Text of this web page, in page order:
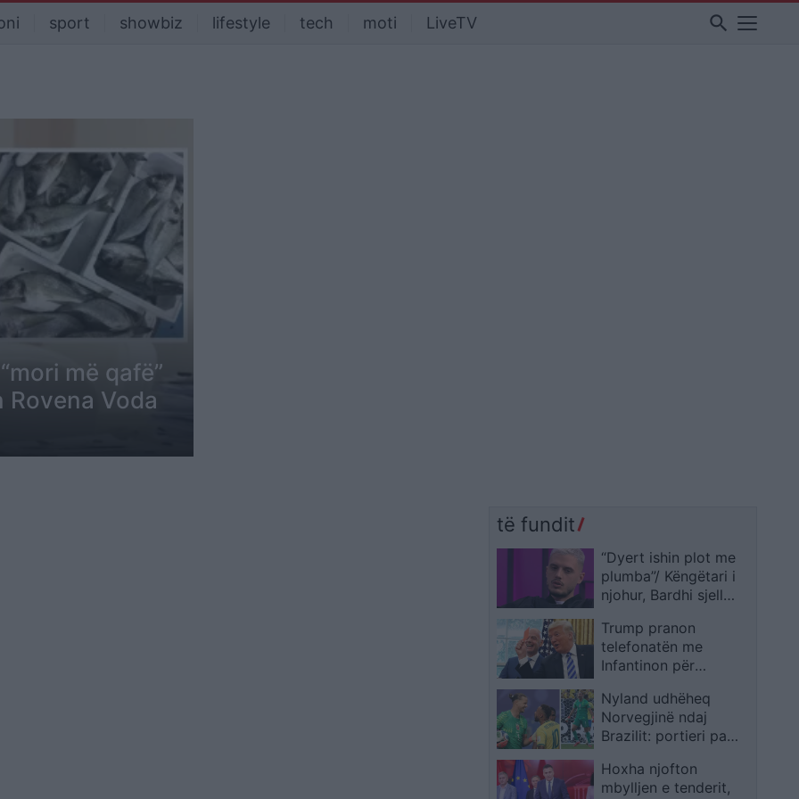
sport showbiz lifestyle tech moti LiveTV search
më qafë”
Voda
të fundit
“Dyert ishin plot me
plumba”/ Këngëtari i
njohur, Bardhi sjell
jeta: Na hodhën
bombën mbi shtëpi
Trump pranon
telefonatën me
Infantinon për
vetëm rishikim, jo
urdhër
Nyland udhëheq
Norvegjinë ndaj
Brazilit: portieri pa
protagonist në Kupën
e Botës
Hoxha njofton
mbylljen e tenderit,